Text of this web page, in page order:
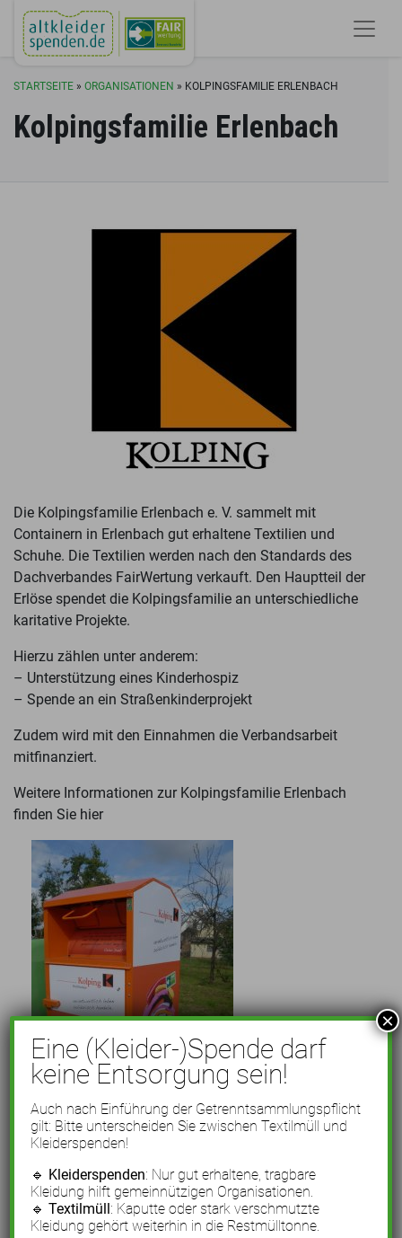
STARTSEITE » ORGANISATIONEN » KOLPINGSFAMILIE ERLENBACH
Kolpingsfamilie Erlenbach
Die Kolpingsfamilie Erlenbach e. V. sammelt mit
Containern in Erlenbach gut erhaltene Textilien und
Schuhe. Die Textilien werden nach den Standards des
Dachverbandes FairWertung verkauft. Den Hauptteil der
Erlöse spendet die Kolpingsfamilie an unterschiedliche
karitative Projekte.
Hierzu zählen unter anderem:
– Unterstützung eines Kinderhospiz
– Spende an ein Straßenkinderprojekt
Zudem wird mit den Einnahmen die Verbandsarbeit
mitfinanziert.
Weitere Informationen zur Kolpingsfamilie Erlenbach
finden Sie hier
Eine (Kleider-)Spende darf
keine Entsorgung sein!
Auch nach Einführung der Getrenntsammlungspflicht
gilt: Bitte unterscheiden Sie zwischen Textilmüll und
Kleiderspenden!
🔹 Kleiderspenden: Nur gut erhaltene, tragbare
Kleidung hilft gemeinnützigen Organisationen.
🔹Textilmüll: Kaputte oder stark verschmutzte
Kleidung gehört weiterhin in die Restmülltonne.
×